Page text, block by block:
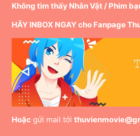
Không tìm thấy Nhân Vật / Phim
HÃY INBOX NGAY cho Fanpage
Hoặc gửi mail tới